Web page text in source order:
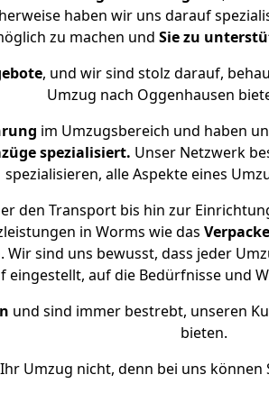
haben wir uns darauf
zu machen und Sie zu
, und wir sind stolz darauf,
Umzug nach Oggenhausen
im Umzugsbereich und haben
spezialisiert. Unser Netzwerk
spezialisieren, alle Aspekte eines
den Transport bis hin zur
in Worms wie das
sind uns bewusst, dass jeder
eingestellt, auf die Bedürfnisse und
und sind immer bestrebt, unseren
bieten.
Umzug nicht, denn bei uns können